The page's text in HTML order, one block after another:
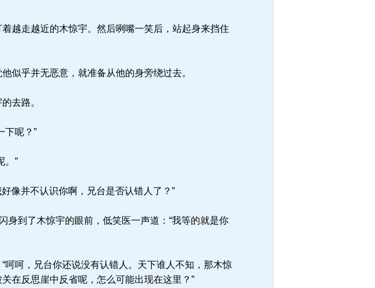
越走越近的木惊宇。然后咧嘴一笑后，站起身来挡住
似乎并无恶意，就准备从他的身旁绕过去。
去路。
下呢？”
。”
像并不认识你啊，兄台是否认错人了？”
身到了木惊宇的眼前，低笑医一声道：“我等的就是你
呵，兄台你还说没有认错人。天下谁人不知，那木惊
在反思崖中反省呢，怎么可能出现在这里？”